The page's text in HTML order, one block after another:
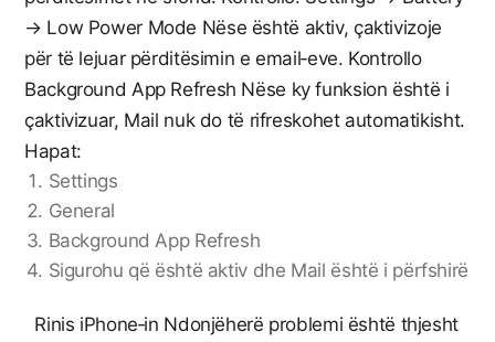
→ Low Power Mode Nëse është aktiv, çaktivizoje
për të lejuar përditësimin e email‑eve. Kontrollo
Background App Refresh Nëse ky funksion është i
çaktivizuar, Mail nuk do të rifreskohet automatikisht.
Hapat:
Settings
General
Background App Refresh
Sigurohu që është aktiv dhe Mail është i përfshirë
Rinis iPhone‑in Ndonjëherë problemi është thjesht